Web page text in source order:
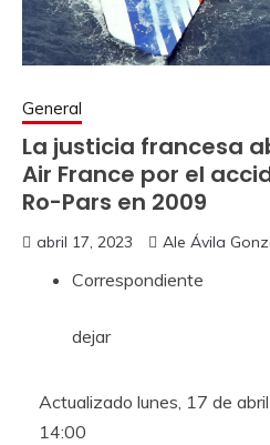
General
La justicia francesa
Air France por el
Ro-Pars en 2009
abril 17, 2023 Ale Ávila
Correspondiente
dejar
Actualizado lunes, 17 de
14:00